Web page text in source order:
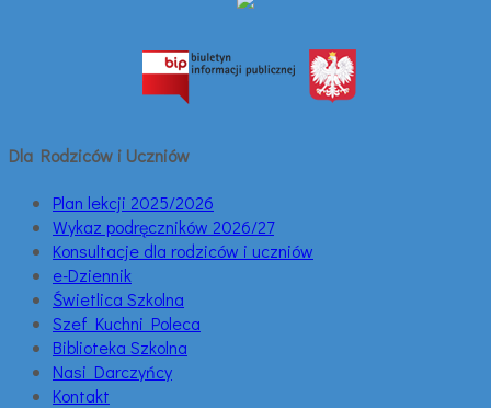
Dla Rodziców i Uczniów
Plan lekcji 2025/2026
Wykaz podręczników 2026/27
Konsultacje dla rodziców i uczniów
e-Dziennik
Świetlica Szkolna
Szef Kuchni Poleca
Biblioteka Szkolna
Nasi Darczyńcy
Kontakt